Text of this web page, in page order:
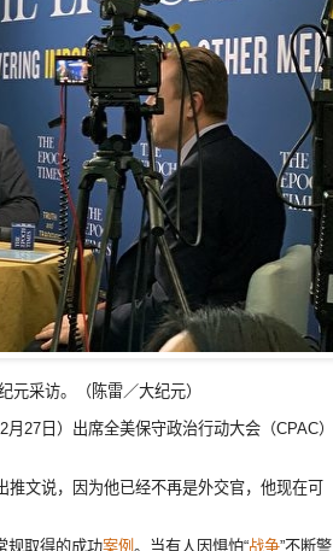
元采访。（陈雷／大纪元）
27日）出席全美保守政治行动大会（CPAC）
文说，因为他已经不再是外交官，他现在可
规取得的成功案例 。当有人因惧怕“战争”不断警